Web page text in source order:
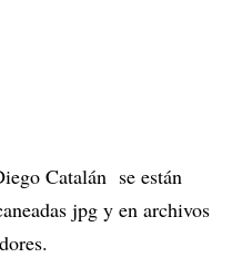
Catalán se están
jpg y en archivos